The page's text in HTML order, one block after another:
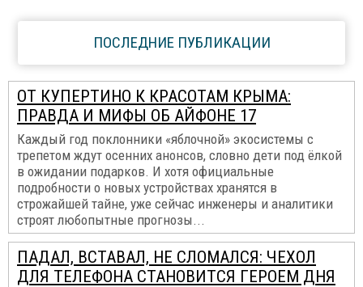
ПОСЛЕДНИЕ ПУБЛИКАЦИИ
ОТ КУПЕРТИНО К КРАСОТАМ КРЫМА:
ПРАВДА И МИФЫ ОБ АЙФОНЕ 17
Каждый год поклонники «яблочной» экосистемы с
трепетом ждут осенних анонсов, словно дети под ёлкой
в ожидании подарков. И хотя официальные
подробности о новых устройствах хранятся в
строжайшей тайне, уже сейчас инженеры и аналитики
строят любопытные прогнозы...
ПАДАЛ, ВСТАВАЛ, НЕ СЛОМАЛСЯ: ЧЕХОЛ
ДЛЯ ТЕЛЕФОНА СТАНОВИТСЯ ГЕРОЕМ ДНЯ